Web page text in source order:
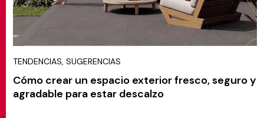
TENDENCIAS, SUGERENCIAS
Cómo crear un espacio exterior fresco, seguro y
agradable para estar descalzo